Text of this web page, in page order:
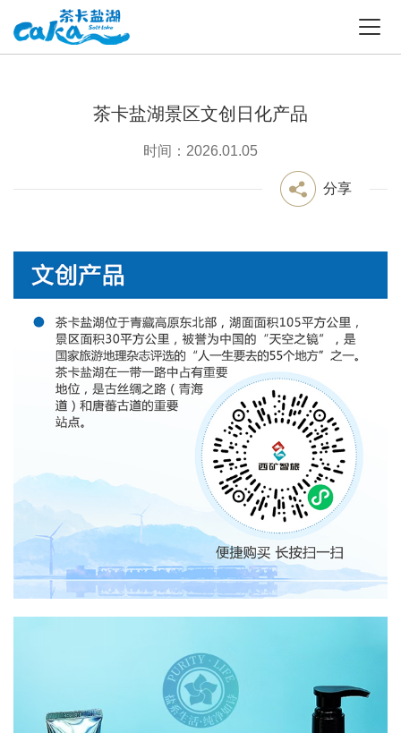
茶卡盐湖景区文创日化产品
时间：2026.01.05
分享